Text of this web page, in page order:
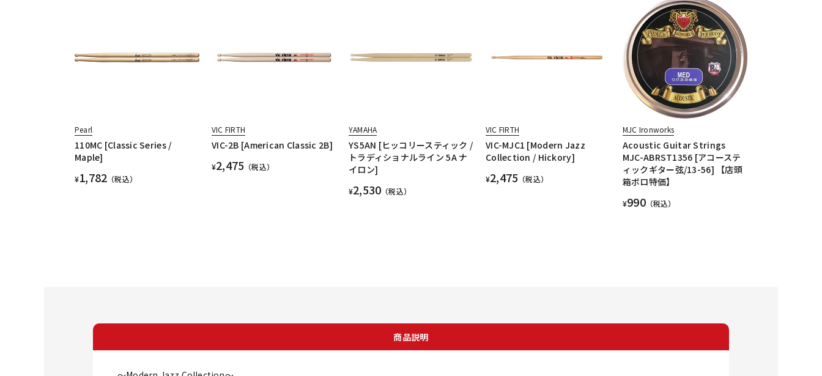
Pearl
110MC [Classic Series /
Maple]
¥1,782 （税込）
VIC FIRTH
VIC-2B [American Classic 2B]
¥2,475 （税込）
YAMAHA
YS5AN [ヒッコリースティック /
トラディショナルライン 5A ナ
イロン]
¥2,530 （税込）
VIC FIRTH
VIC-MJC1 [Modern Jazz
Collection / Hickory]
¥2,475 （税込）
MJC Ironworks
Acoustic Guitar Strings
MJC-ABRST1356 [アコーステ
ィックギター弦/13-56] 【店頭
箱ボロ特価】
¥990（税込）
商品説明